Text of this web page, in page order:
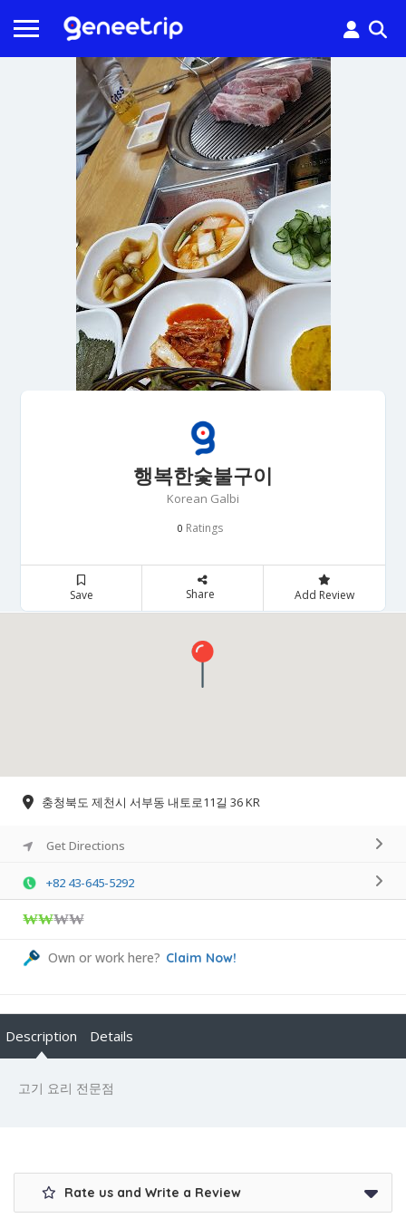
행복한숯불구이
Korean Galbi
0 Ratings
Save Share Add Review
충청북도 제천시 서부동 내토로11길 36 KR
Get Directions
+82 43-645-5292
₩₩₩₩
Own or work here? Claim Now!
Description Details
고기 요리 전문점
Rate us and Write a Review